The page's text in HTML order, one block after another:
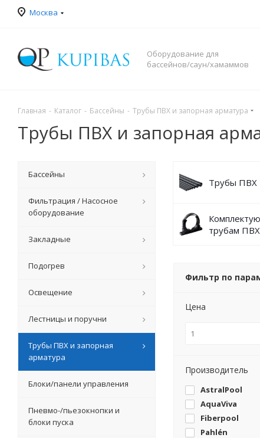
Москва
Оборудование для
бассейнов/саун/хамаммов
Главная - Каталог - Бассейны - Трубы ПВХ и запорная арматура
Трубы ПВХ и запорная
Трубы ПВХ
трубам ПВХ
Фильтр по
Цена
Производитель
AstralPool
AquaViva
Fiberpool
Pahlén
Бассейны
Фильтрация / Насосное
оборудование
Закладные
Подогрев
Освещение
Лестницы и поручни
Трубы ПВХ и запорная
арматура
Блоки/панели управления
Пневмо-/пьезокнопки и
блоки пуска